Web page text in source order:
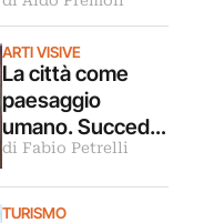
rileggono la
Turandot in
questa mostra a
Venezia
ARTI VISIVE
La città come
paesaggio
umano. Succede
nelle fotografie di
Matilde Damele
in mostra a
di Fabio Petrelli
TURISMO